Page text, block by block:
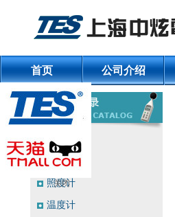
首页 公司介绍
关闭
噪音计
风速计
照度计
温度计